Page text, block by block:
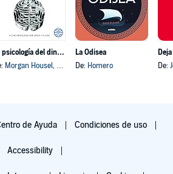
La psicología del dinero
Morgan Housel, y otros
La Odisea
De: Homero
De:
de Ayuda Condiciones de uso
Accessibility